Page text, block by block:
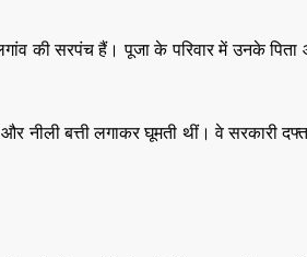
की सरपंच हैं। पूजा के परिवार में उनके पिता
नीली बत्ती लगाकर घूमती थीं। वे सरकारी